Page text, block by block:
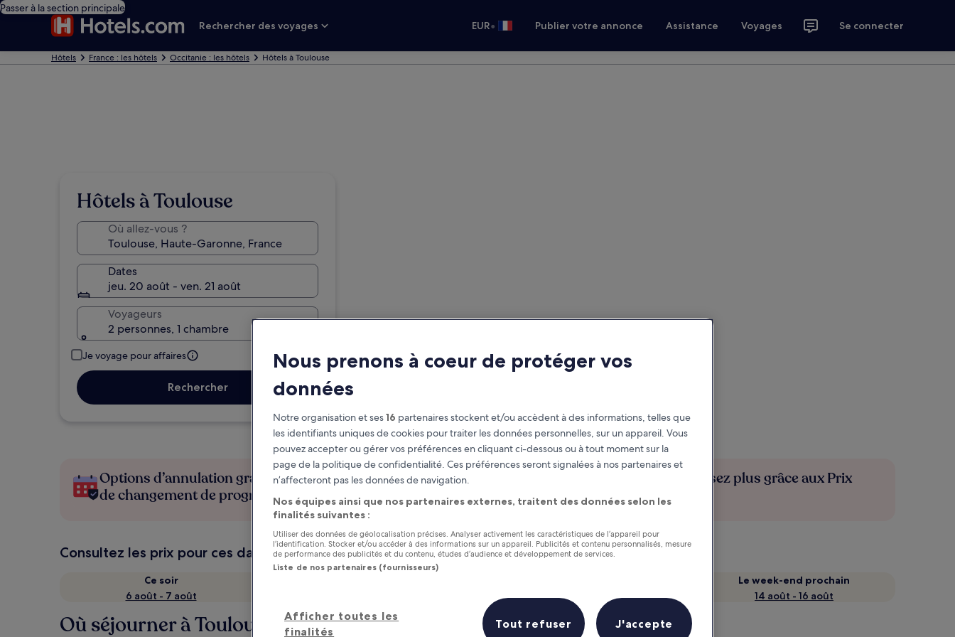
Passer à la section principale
Rechercher des voyages
EUR• Publier votre annonce Assistance Voyages Se connecter
Hôtels France : les hôtels Occitanie : les hôtels Hôtels à Toulouse
Hôtels à Toulouse
Où allez-vous ?
Dates
jeu. 20 août - ven. 21 août
Voyageurs
2 personnes, 1 chambre
Je voyage pour affaires
Rechercher
Options d’annulation gratuite en cas
de changement de programme
Gagnez des récompenses pour
chaque nuit séjournée
Économisez plus grâce aux Prix
membres
Consultez les prix pour ces dates
Ce soir
6 août - 7 août
7 août - 9 août
Le week-end prochain
14 août - 16 août
Où séjourner à Toulouse ?
Nous prenons à coeur de protéger vos
données
Notre organisation et ses16 partenaires stockent et/ou accèdent à des informations, telles que
les identifiants uniques de cookies pour traiter les données personnelles, sur un appareil. Vous
pouvez accepter ou gérer vos préférences en cliquant ci-dessous ou à tout moment sur la
page de la politique de confidentialité. Ces préférences seront signalées à nos partenaires et
n’affecteront pas les données de navigation.
Nos équipes ainsi que nos partenaires externes, traitent des données selon les
finalités suivantes :
Utiliser des données de géolocalisation précises. Analyser activement les caractéristiques de l’appareil pour
l’identification. Stocker et/ou accéder à des informations sur un appareil. Publicités et contenu personnalisés, mesure
de performance des publicités et du contenu, études d’audience et développement de services.
Liste de nos partenaires (fournisseurs)
Afficher toutes les
finalités
Tout refuser J'accepte